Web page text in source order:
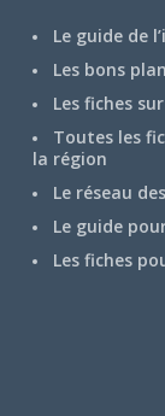
Le guide de
Les bons
Les fiches
Toutes les
la région
Le réseau
Le guide
Les fiches